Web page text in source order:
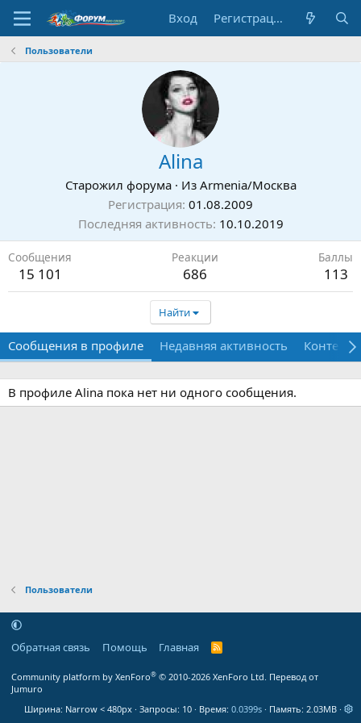
Вход Регистрация
Пользователи
Alina
Старожил форума · Из Armenia/Москва
Регистрация 01.08.2009
Последняя активность 10.10.2019
Сообщения
15 101
Реакции
686
Баллы
113
Найти
Сообщения в профиле Недавняя активность Контент
В профиле Alina пока нет ни одного сообщения.
Пользователи
Обратная связь Помощь Главная
R
Community platform by XenForo® © 2010-2026 XenForo Ltd. Перевод от
Jumuro
Ширина
Запросы 10 Время 0.0399s Память 2.03MB